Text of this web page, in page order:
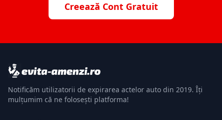
Creează Cont Gratuit
Notificăm utilizatorii de expirarea actelor auto din 2019. Îți
mulțumim că ne folosești platforma!